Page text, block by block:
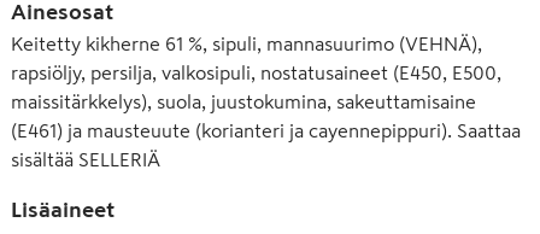
Ainesosat
Keitetty kikherne 61 %, sipuli, mannasuurimo (VEHNÄ),
rapsiöljy, persilja, valkosipuli, nostatusaineet (E450, E500,
maissitärkkelys), suola, juustokumina, sakeuttamisaine
(E461) ja mausteuute (korianteri ja cayennepippuri). Saattaa
sisältää SELLERIÄ
Lisäaineet